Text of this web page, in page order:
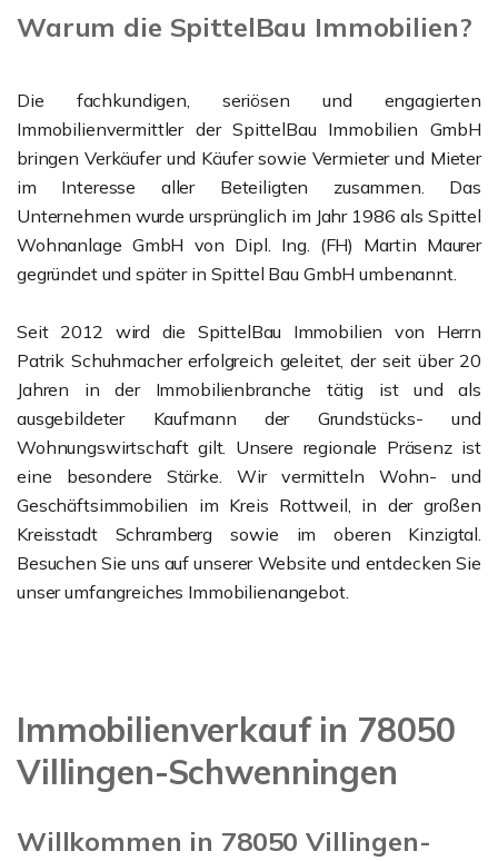
Warum die SpittelBau Immobilien?
Die fachkundigen, seriösen und engagierten
Immobilienvermittler der SpittelBau Immobilien GmbH
bringen Verkäufer und Käufer sowie Vermieter und Mieter
im Interesse aller Beteiligten zusammen. Das
Unternehmen wurde ursprünglich im Jahr 1986 als Spittel
Wohnanlage GmbH von Dipl. Ing. (FH) Martin Maurer
gegründet und später in Spittel Bau GmbH umbenannt.
Seit 2012 wird die SpittelBau Immobilien von Herrn
Patrik Schuhmacher erfolgreich geleitet, der seit über 20
Jahren in der Immobilienbranche tätig ist und als
ausgebildeter Kaufmann der Grundstücks- und
Wohnungswirtschaft gilt. Unsere regionale Präsenz ist
eine besondere Stärke. Wir vermitteln Wohn- und
Geschäftsimmobilien im Kreis Rottweil, in der großen
Kreisstadt Schramberg sowie im oberen Kinzigtal.
Besuchen Sie uns auf unserer Website und entdecken Sie
unser umfangreiches Immobilienangebot.
Immobilienverkauf in 78050
Villingen-Schwenningen
Willkommen in 78050 Villingen-